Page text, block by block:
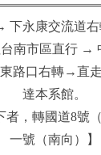
下永康交流道
南市區直行 →
路口右轉→ 直
達本系館。
者，轉國道8號
一號（南向）】